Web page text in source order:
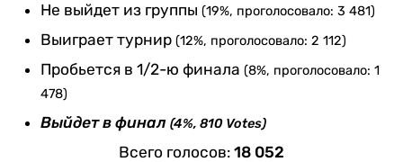
Не выйдет из группы (19%, проголосовало: 3 481)
Выиграет турнир (12%, проголосовало: 2 112)
Пробьется в 1/2-ю финала (8%, проголосовало: 1
478)
Выйдет в финал (4%, 810 Votes)
Всего голосов: 18 052